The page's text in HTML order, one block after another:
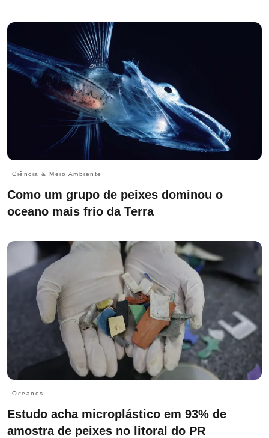
Ciência & Meio Ambiente
Como um grupo de peixes dominou o
oceano mais frio da Terra
Oceanos
Estudo acha microplástico em 93% de
amostra de peixes no litoral do PR